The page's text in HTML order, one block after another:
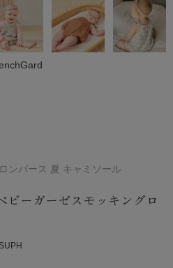
ンパース 夏 キャミソール
ビーガーゼスモッキングロ